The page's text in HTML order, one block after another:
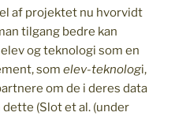
af projektet nu hvorvidt
tilgang bedre kan
og teknologi som en
som elev-teknologi,
om de i deres data
(Slot et al. (under